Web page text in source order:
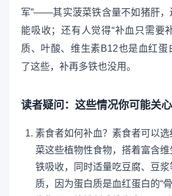
军”——其实菠菜铁含量不如猪肝，
能吸收；还有人觉得“补血只需
质、叶酸、维生素B12也是血红蛋
了这些，补再多铁也没用。
读者疑问：这些情况你可能关心
素食者如何补血？素食者可以
菜这些植物性食物，搭着富含
铁吸收，同时适量吃豆腐、豆浆
质，因为蛋白质是血红蛋白的“